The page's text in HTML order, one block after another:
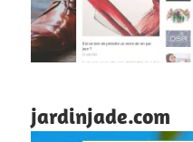
jardinjade.com